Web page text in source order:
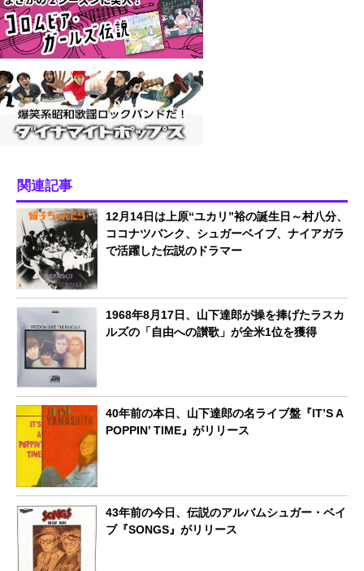
関連記事
12月14日は上原“ユカリ”裕の誕生日～村八分、
ココナツバンク、シュガーベイブ、ナイアガラ
で活躍した伝説のドラマー
1968年8月17日、山下達郎が操を捧げたラスカ
ルズの「自由への讃歌」が全米1位を獲得
40年前の本日、山下達郎の名ライブ盤『IT’S A
POPPIN’ TIME』がリリース
43年前の今日、伝説のアルバムシュガー・ベイ
ブ『SONGS』がリリース